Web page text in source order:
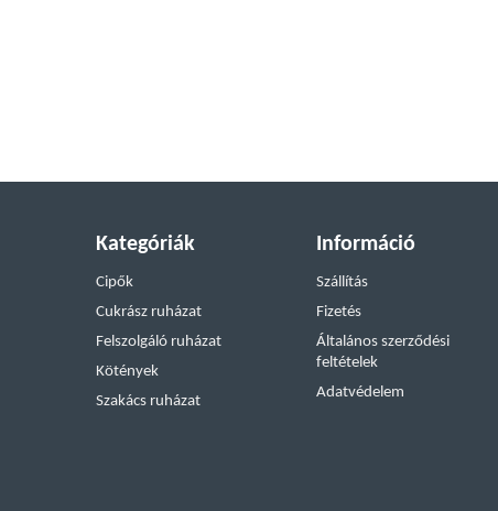
Kategóriák
Cipők
Cukrász ruházat
Felszolgáló ruházat
Kötények
Szakács ruházat
Információ
Szállítás
Fizetés
Általános szerződési
feltételek
Adatvédelem